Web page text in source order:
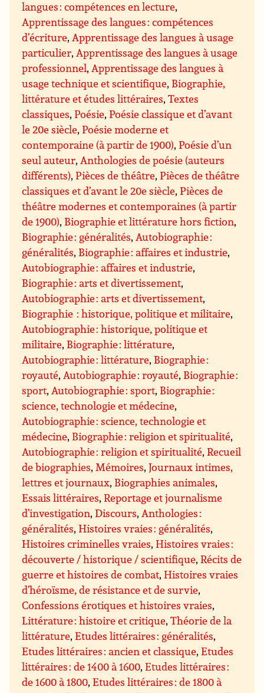
langues : compétences en lecture,
Apprentissage des langues : compétences
d’écriture,Apprentissage des langues à usage
particulier,Apprentissage des langues à usage
professionnel,Apprentissage des langues à
usage technique et scientifique, Biographie,
littérature et études littéraires,Textes
classiques,Poésie,Poésie classique et d’avant
le 20e siècle,Poésie moderne et
contemporaine (à partir de 1900),Poésie d’un
seul auteur,Anthologies de poésie (auteurs
différents),Pièces de théâtre,Pièces de théâtre
classiques et d’avant le 20e siècle,Pièces de
théâtre modernes et contemporaines (à partir
de 1900), Biographie et littérature hors fiction,
Biographie : généralités,Autobiographie :
généralités, Biographie : affaires et industrie,
Autobiographie : affaires et industrie,
Biographie : arts et divertissement,
Autobiographie : arts et divertissement,
Biographie : historique, politique et militaire,
Autobiographie : historique, politique et
militaire, Biographie : littérature,
Autobiographie : littérature, Biographie :
royauté,Autobiographie : royauté, Biographie :
sport,Autobiographie : sport, Biographie :
science, technologie et médecine,
Autobiographie : science, technologie et
médecine, Biographie : religion et spiritualité,
Autobiographie : religion et spiritualité,Recueil
de biographies,Mémoires,Journaux intimes,
lettres et journaux, Biographies animales,
Essais littéraires,Reportage et journalisme
d’investigation,Discours,Anthologies :
généralités,Histoires vraies : généralités,
Histoires criminelles vraies,Histoires vraies :
découverte / historique / scientifique,Récits de
guerre et histoires de combat,Histoires vraies
d’héroïsme, de résistance et de survie,
Confessions érotiques et histoires vraies,
Littérature : histoire et critique,Théorie de la
littérature,Etudes littéraires : généralités,
Etudes littéraires : ancien et classique,Etudes
littéraires : de 1400 à 1600,Etudes littéraires :
de 1600 à 1800,Etudes littéraires : de 1800 à